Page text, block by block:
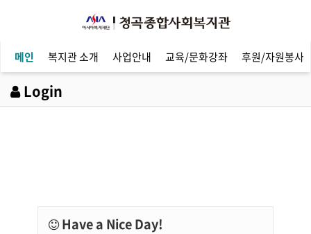
메인 복지관 소개 사업안내 교육/문화강좌 후원/자원봉사
Login
Have a Nice Day!